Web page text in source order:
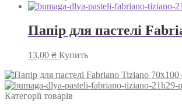
Папір для пастелі
13,00 ₴ Купить
Категорії товарів